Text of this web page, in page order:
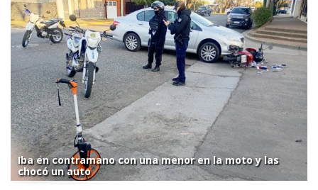
Iba en contramano con una menor en la moto y las
chocó un auto